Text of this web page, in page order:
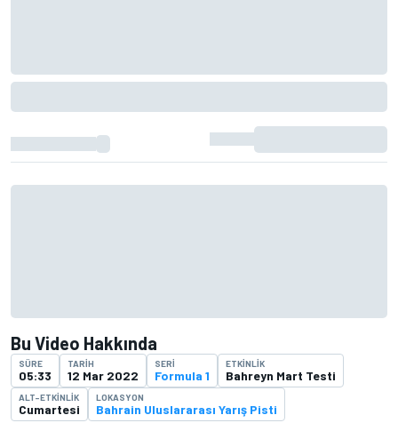
Bu Video Hakkında
SÜRE
05:33
TARIH
12 Mar 2022
SERI
Formula 1
ETKINLIK
Bahreyn Mart Testi
ALT-ETKINLIK
Cumartesi
LOKASYON
Bahrain Uluslararası Yarış Pisti